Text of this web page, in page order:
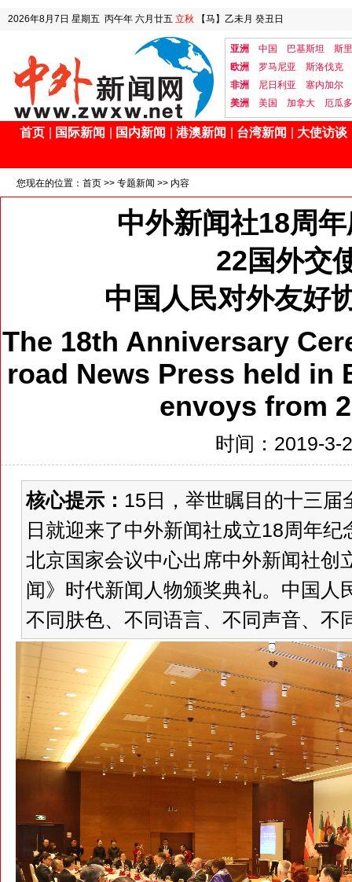
2026年8月7日 星期五 丙午年 六月廿五 立秋 【马】乙未月 癸丑日
亚洲 中国 巴基斯坦
斯
欧洲
罗马尼亚
斯洛伐克
非洲
尼日利亚
塞内加尔
美洲
美国 加拿大 厄瓜
首页 国际新闻 国内新闻 港澳新闻 台湾新闻 大使访谈
您现在的位置： 首页 >> 专题新闻 >> 内容
中外新闻社18周
22国外交
中国人民对外友好
The 18th Anniversary
road News Press held
envoys from
时间：2019-3-
核心提示： 15日，举世瞩目的十三
日就迎来了中外新闻社成立18周年
北京国家会议中心出席中外新闻社创
闻》时代新闻人物颁奖典礼。中国人
不同肤色、不同语言、不同声音、不